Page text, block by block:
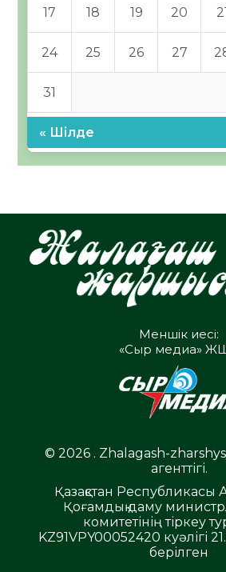
17 18 19 20 21
24 25 26 27
31
« Шілде
Меншік иесі:
«Сыр медиа»
© 2026 . Zhalagash-
агенттігі.
Қазақстан Республикасы
Қоғамдық даму
комитетінің тіркеу
KZ91VPY00052420 куәлігі
берілген